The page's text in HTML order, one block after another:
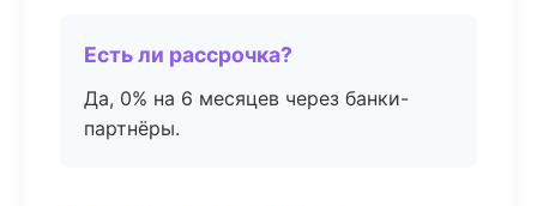
Есть ли рассрочка?
Да, 0% на 6 месяцев через банки-
партнёры.